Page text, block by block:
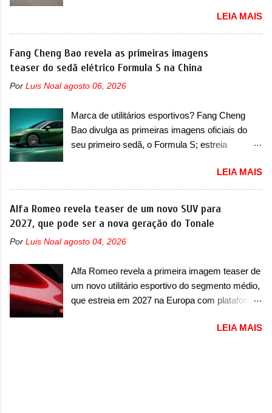
o dia 30 de setembro. A marca confirmou que
vai apresentar um "protótipo de pré-produção,
de altíssimo desempenho, exclusivo para
pistas" , que vai antecipar as futuras versões de
rua do esportivo. Ao mesmo tempo, a Jensen
“protótipo aprimorado” que estabelece as bases
para "div...
em outubro de 2025 um recall que envolve o trio
de modelos formado pelo Classe C, GLC e
EQE SUV. De acordo com informações, o
chamado envolve unidades com ano/modelo
modelo. A falha está na fixação da direção, que
No caso do Classe C, envolve a versão 200,
com ano/modelo 2024 e produzida em fevereiro
de 2024, e a versão 300, com ano/modelo 2024
2024. Já no caso do GLC, envolve duas
versões também. A primeira delas é a 300, com
ano/modelo 2024 e 2025 que foram produzidas
entre setembro de 2023 até julho de 2025. Já a
versão 43 AMG possui ano/modelo 2024 e
junho de 2025. Por fim, o EQE SUV envolvido é
da versão 300, com ano/modelo 2023...
LEIA MAIS
Fang Cheng Bao revela as primeiras imagens
teaser do sedã elétrico Formula S na China
Por Luis Noal agosto 06, 2026
Marca de utilitários esportivos? Fang Cheng
Bao divulga as primeiras imagens oficiais do
seu primeiro sedã, o Formula S; estreia
como uma marca com utilitários esportivos, a
Fang Cheng Bao nasceu como uma empresa
voltada a desenvolver utilitários esportivos com
uma pegada mais off-road. E isso funcionou
muito bem com o lançamento dos modelos Bao
5 e Bao 8, além do Tai 3 e Tai 7. Agora, a marca
de... sedãs. Antecipado por imagens teaser, o
Formula S será o primeiro três volumes da
Fang Cheng Bao, que parece se perder na sua
marca divulgou algumas imagens externas e
LEIA MAIS
Alfa Romeo revela teaser de um novo SUV para
2027, que pode ser a nova geração do Tonale
Por Luis Noal agosto 04, 2026
Alfa Romeo revela a primeira imagem teaser de
um novo utilitário esportivo do segmento médio,
que estreia em 2027 na Europa com plataforma
imagem teaser de um novo utilitário esportivo
LEIA MAIS